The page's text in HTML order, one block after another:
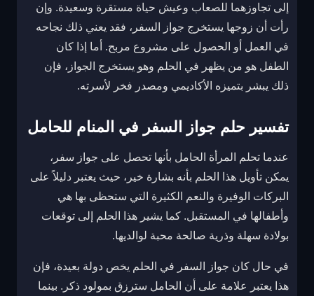
إلى تجاوزهما للصعاب وعيش حياة مستقرة وسعيدة. وإن
رأت أن زوجها يستخرج جواز السفر، فقد يعني ذلك نجاحه
في العمل أو الحصول على مشروع مربح. أما إذا كان
الطفل هو من يظهر في الحلم وهو يستخرج الجواز، فإن
ذلك يبشر بتميزه الأكاديمي ومصدر فخر لأسرته.
تفسير حلم جواز السفر في المنام للحامل
عندما تحلم المرأة الحامل بأنها تحصل على جواز سفر،
يمكن تأويل هذا الحلم بأنه بشارة خير، حيث يعتبر دليلاً على
البركات الوفيرة والنعم الكثيرة التي ستحظى بها هي
وأطفالها في المستقبل. كما يشير هذا الحلم إلى توقعات
بولادة سهلة وذرية صالحة محبة لوالديها.
في حال كان جواز السفر في الحلم يخص دولة بعيدة، فإن
هذا يعتبر علامة على أن الحامل سترزق بمولود ذكر. بينما